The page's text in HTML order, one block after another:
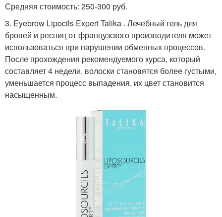
Средняя стоимость: 250-300 руб.
3. Eyebrow Lipocils Expert Talika . Лечебный гель для
бровей и ресниц от французского производителя может
использоваться при нарушении обменных процессов.
После прохождения рекомендуемого курса, который
составляет 4 недели, волоски становятся более густыми,
уменьшается процесс выпадения, их цвет становится
насыщенным.